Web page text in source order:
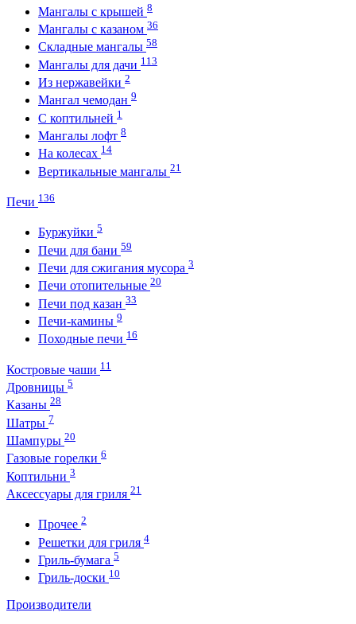
Мангалы с крышей 8
Мангалы с казаном 36
Складные мангалы 58
Мангалы для дачи 113
Из нержавейки 2
Мангал чемодан 9
С коптильней 1
Мангалы лофт 8
На колесах 14
Вертикальные мангалы 21
Печи 136
Буржуйки 5
Печи для бани 59
Печи для сжигания мусора 3
Печи отопительные 20
Печи под казан 33
Печи-камины 9
Походные печи 16
Костровые чаши 11
Дровницы 5
Казаны 28
Шатры 7
Шампуры 20
Газовые горелки 6
Коптильни 3
Аксессуары для гриля 21
Прочее 2
Решетки для гриля 4
Гриль-бумага 5
Гриль-доски 10
Производители